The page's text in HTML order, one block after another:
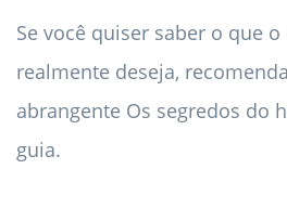
Se você quiser saber o que
realmente deseja,
abrangente Os segredos do
guia.